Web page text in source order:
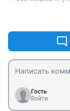
Гость
Войти